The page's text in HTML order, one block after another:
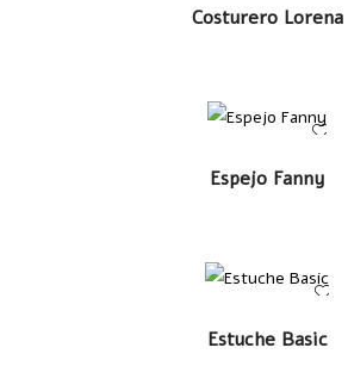
LEER MÁS
Costurero Lorena
LEER MÁS
Espejo Fanny
LEER MÁS
Estuche Basic